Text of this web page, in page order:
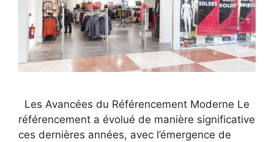
Les Avancées du Référencement Moderne Le
référencement a évolué de manière significative
ces dernières années, avec l’émergence de